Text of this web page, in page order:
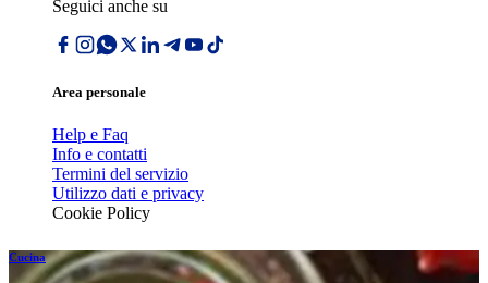
Seguici anche su
Area personale
Help e Faq
Info e contatti
Termini del servizio
Utilizzo dati e privacy
Cookie Policy
Cucina